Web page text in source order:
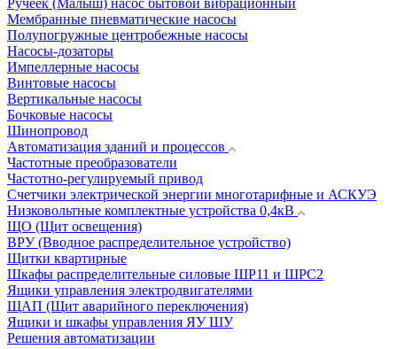
Ручеек (Малыш) насос бытовой вибрационный
Мембранные пневматические насосы
Полупогружные центробежные насосы
Насосы-дозаторы
Импеллерные насосы
Винтовые насосы
Вертикальные насосы
Бочковые насосы
Шинопровод
Автоматизация зданий и процессов
Частотные преобразователи
Частотно-регулируемый привод
Счетчики электрической энергии многотарифные и АСКУЭ
Низковольтные комплектные устройства 0,4кВ
ЩО (Щит освещения)
ВРУ (Вводное распределительное устройство)
Щитки квартирные
Шкафы распределительные силовые ШР11 и ШРС2
Ящики управления электродвигателями
ЩАП (Щит аварийного переключения)
Ящики и шкафы управления ЯУ ШУ
Решения автоматизации